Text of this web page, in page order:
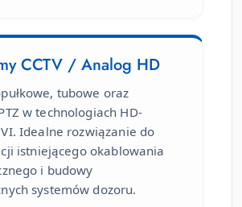
CCTV / Analog HD
tubowe oraz
w technologiach HD-
Idealne rozwiązanie do
istniejącego okablowania
i budowy
systemów dozoru.